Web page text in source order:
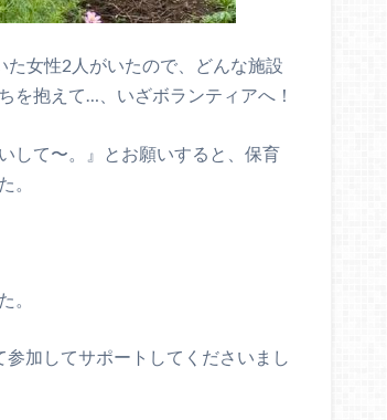
女性2人がいたので、どんな施設
を抱えて…、いざボランティアへ！
して〜。』とお願いすると、保育
。
。
加してサポートしてくださいまし